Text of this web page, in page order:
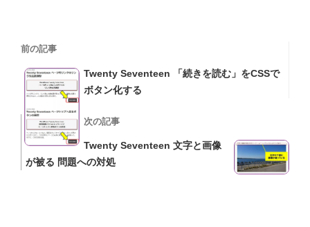
投
稿
ナ
ビ
ゲ
ー
過
去
の
投
稿
前の記事
Twenty Seventeen 「続きを読む」をCSSで
ボタン化する
次
次の記事
Twenty Seventeen 文字と画像
が被る 問題への対処